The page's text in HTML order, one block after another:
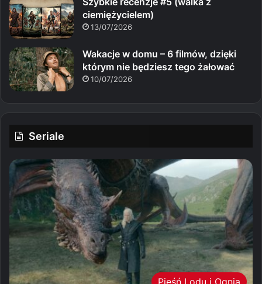
ciemiężycielem)
13/07/2026
Wakacje w domu – 6 filmów, dzięki
którym nie będziesz tego żałować
10/07/2026
Seriale
Pieśń Lodu i Ognia